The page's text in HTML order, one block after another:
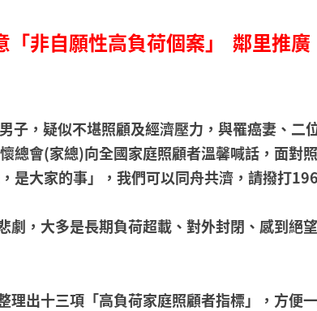
「非自願性高負荷個案」 鄰里推
子，疑似不堪照顧及經濟壓力，與罹癌妻、二
總會(家總)向全國家庭照顧者溫馨喊話，面對
是大家的事」，我們可以同舟共濟，請撥打
劇，大多是長期負荷超載、對外封閉、感到絕
理出十三項「高負荷家庭照顧者指標」，方便